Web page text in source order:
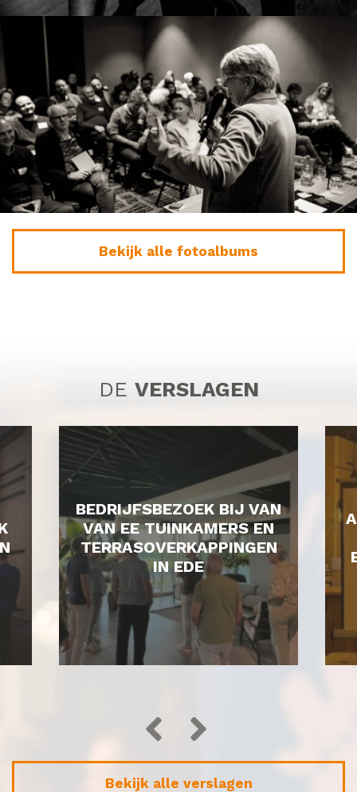
Bekijk alle fotoalbums
DE VERSLAGEN
BEDRIJFSBEZOEK BIJ VAN
VAN EE TUINKAMERS EN
TERRASOVERKAPPINGEN
IN EDE
Bekijk alle verslagen